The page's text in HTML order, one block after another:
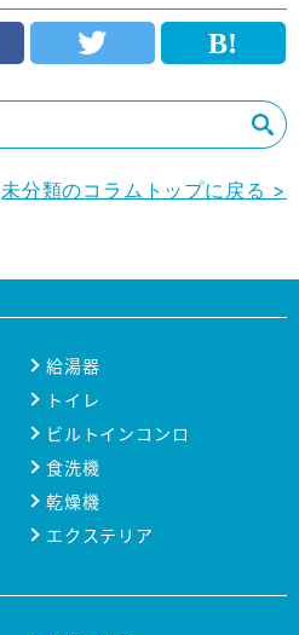
未分類のコラムトップに戻る >
給湯器
トイレ
ビルトインコンロ
食洗機
乾燥機
エクステリア